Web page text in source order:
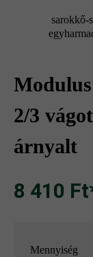
sarokkő-
2/3
árnyalt
8 410
Mennyiség